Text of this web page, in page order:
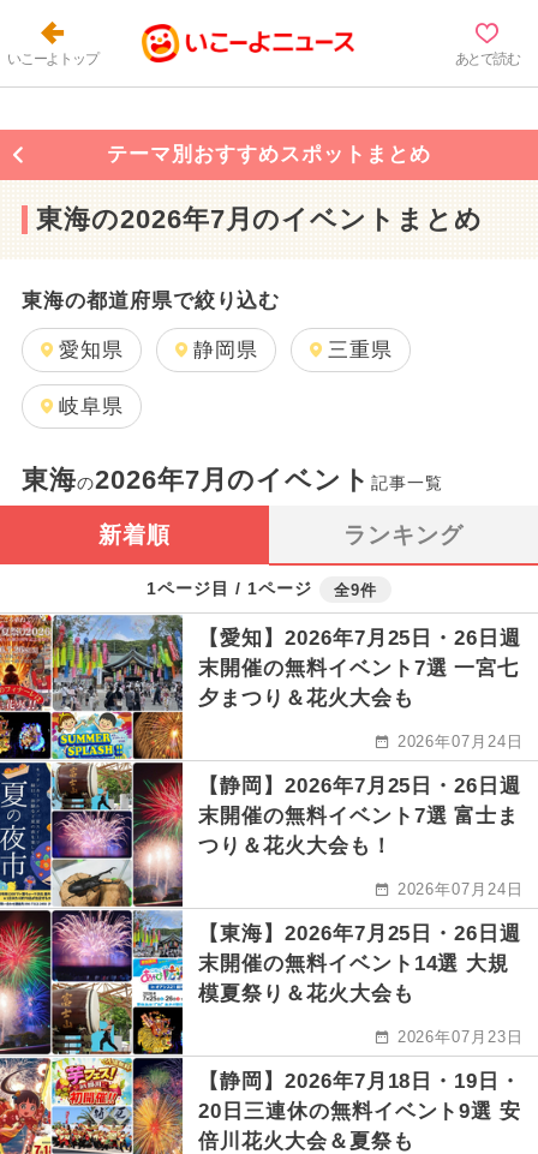
いこーよトップ あとで読む
テーマ別おすすめスポットまとめ
東海の2026年7月のイベントまとめ
東海の都道府県で絞り込む
愛知県 静岡県 三重県
岐阜県
東海の2026年7月のイベント記事一覧
新着順 ランキング
1ページ目 / 1ページ 全9件
【愛知】2026年7月25日・26日週
末開催の無料イベント7選 一宮七
夕まつり＆花火大会も
2026年07月24日
【静岡】2026年7月25日・26日週
末開催の無料イベント7選 富士ま
つり＆花火大会も！
2026年07月24日
【東海】2026年7月25日・26日週
末開催の無料イベント14選 大規
模夏祭り＆花火大会も
2026年07月23日
【静岡】2026年7月18日・19日・
20日三連休の無料イベント9選 安
倍川花火大会＆夏祭も